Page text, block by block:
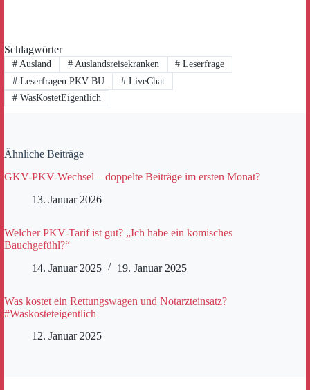
Schlagwörter
#Ausland #Auslandsreisekranken # Leserfrage
#Leserfragen PKV BU #LiveChat
#WasKostetEigentlich
Ähnliche Beiträge
GKV-PKV-Wechsel – doppelte Beiträge im ersten Monat?
13. Januar 2026
Welcher PKV-Tarif ist gut? „Ich habe ein komisches
Bauchgefühl?“
14. Januar 2025
19. Januar 2025
Was kostet ein Rettungswagen und Notarzteinsatz?
#Waskosteteigentlich
12. Januar 2025